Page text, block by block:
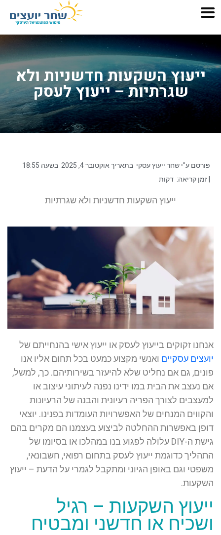
ייעוץ השקעות חדשניות ולא
שגרתיות – ייעוץ לעסק
פורסם ע"י שחר ייעוץ עסקי בתאריך אוקטובר 4, 2025 בשעה
| זמן קריאה: דקות
ייעוץ השקעות חדשניות ולא שגרתיות
אנחנו זקוקים בייעוץ לעסק או ייעוץ אישי בהנחייתם של
יועצים עסקיים ואנשי מקצוע כמעט בכל תחום אליו אנו
פונים, גם אם נחליט שלא להיעזר בשירותיהם. כך, למשל,
אם נעצב את הבית במו ידינו נפנה לעיתוני עיצוב או
למעצבים לצורך הפריה רעיונית והבנה של הרעיונות
והקווים המנחים של האפשרויות העומדות בפנינו. יוצאי
דופן באפשרות ההחלטה לביצוע בעצמנו הם מקרים בהם
גישת ה-DIY עלולה לפגוע בנו במהלכו או בסיומו של
התהליך כדוגמת ייעוץ לעסק בתחום רפואי, חשבונאי,
משפטי וגם באופן הגיוני ומתקבל לגמרי על הדעת – ייעוץ
השקעות.
ייעוץ השקעות – רגיל
ושכיח או חדשני ומבטיח